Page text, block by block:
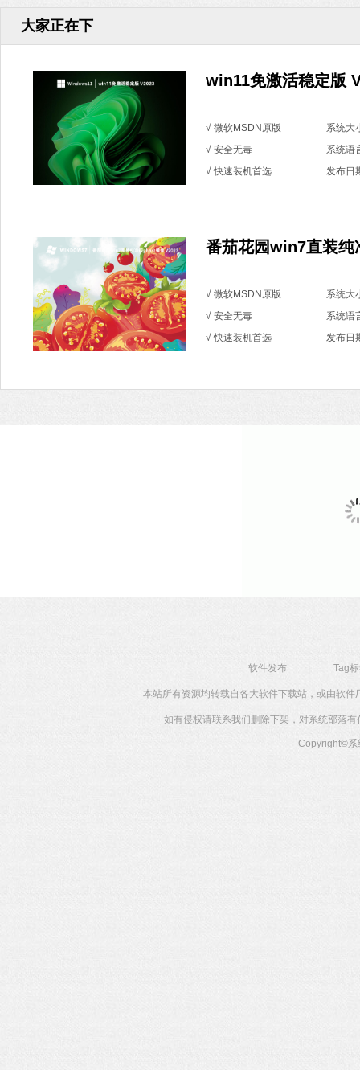
大家正在下
win11免激活稳定版
√ 微软MSDN原版
系统大
√ 安全无毒
系统语
√ 快速装机首选
发布日
番茄花园win7直装
√ 微软MSDN原版
系统大
√ 安全无毒
系统语
√ 快速装机首选
发布日
软件发布 Tag
本站所有资源均转载自各大软件下载站，或由软
如有侵权请联系我们删除下架，对系统部落
Copyright©系